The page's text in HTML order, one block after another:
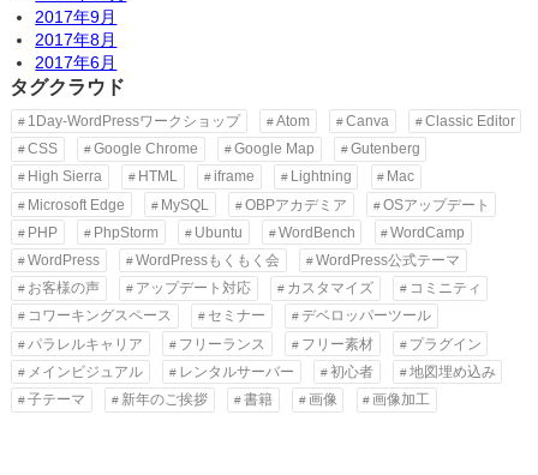
2017年9月
2017年8月
2017年6月
タグクラウド
1Day-WordPressワークショップ Atom Canva
Classic Editor
CSS
Google Chrome Google Map
Gutenberg
High Sierra
HTML iframe Lightning
Mac
Microsoft Edge
MySQL OBPアカデミア
OSアップデート
PHP
PhpStorm Ubuntu WordBench
WordCamp
WordPress
WordPressもくもく会
WordPress公式テーマ
お客様の声
アップデート対応 カスタマイズ
コミニティ
コワーキングスペース
セミナー
デベロッパーツール
パラレルキャリア
フリーランス フリー素材
プラグイン
メインビジュアル
レンタルサーバー 初心者
地図埋め込み
子テーマ
新年のご挨拶 書籍 画像 画像加工